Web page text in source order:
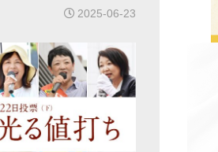
2025-06-23